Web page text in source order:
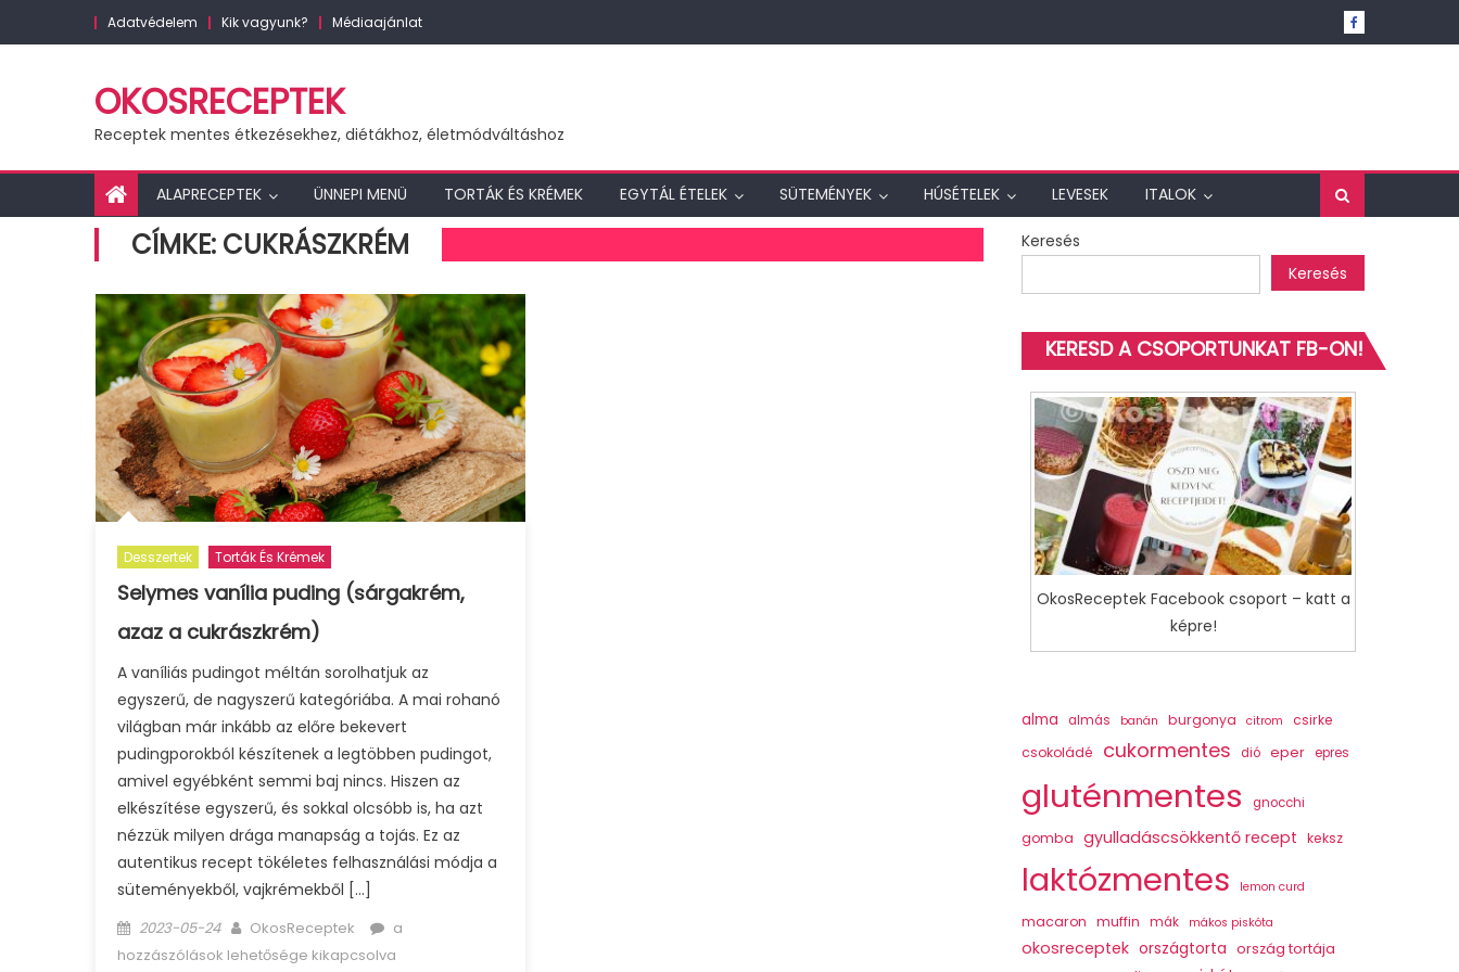
to
Adatvédelem Kik vagyunk? Médiaajánlat
OKOSRECEPTEK
Receptek mentes étkezésekhez, diétákhoz, életmódváltáshoz
ALAPRECEPTEK ÜNNEPI MENÜ TORTÁK ÉS KRÉMEK EGYTÁL ÉTELEK SÜTEMÉNYEK HÚSÉTELEK LEVESEK ITALOK
CÍMKE: CUKRÁSZKRÉM
Desszertek Torták És Krémek
Selymes vanília puding (sárgakrém,
azaz a cukrászkrém)
A vaníliás pudingot méltán sorolhatjuk az
egyszerű, de nagyszerű kategóriába. A mai rohanó
világban már inkább az előre bekevert
pudingporokból készítenek a legtöbben pudingot,
amivel egyébként semmi baj nincs. Hiszen az
elkészítése egyszerű, és sokkal olcsóbb is, ha azt
nézzük milyen drága manapság a tojás. Ez az
autentikus recept tökéletes felhasználási módja a
süteményekből, vajkrémekből […]
Posted
on
2023-05-24 Author
OkosReceptek
Selymes
vanília
a
hozzászólások lehetősége kikapcsolva
Keresés
Keresés
KERESD A CSOPORTUNKAT FB-ON!
OkosReceptek Facebook csoport – katt a
képre!
alma almás banán burgonya citrom
csirke
csokoládé
cukormentes dió eper epres
gluténmentes gnocchi
gomba gyulladáscsökkentő recept keksz
laktózmentes lemon curd
macaron muffin mák mákos piskóta
okosreceptek országtorta ország tortája